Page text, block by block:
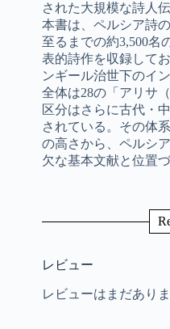
された大規模な詩人
本書は、ペルシア詩
至るまでの約3,500名
表的詩作を収録して
ンギール治世下のイ
全体は28の「アリサ
区分はさらに古代・
されている。その体
の高さから、ペルシ
欠な基本文献と位置
レビュー
レビューはまだありま